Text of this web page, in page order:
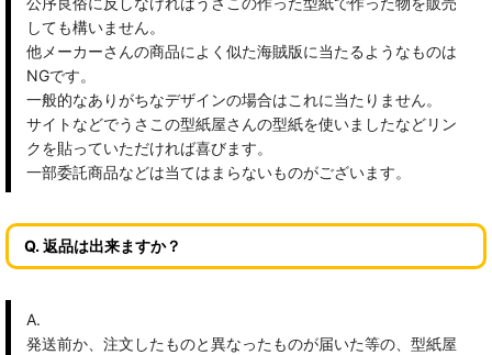
しても構いません。
他メーカーさんの商品によく似た海賊版に当たるようなものは
NGです。
一般的なありがちなデザインの場合はこれに当たりません。
サイトなどでうさこの型紙屋さんの型紙を使いましたなどリン
クを貼っていただければ喜びます。
一部委託商品などは当てはまらないものがございます。
Q. 返品は出来ますか？
A.
発送前か、注文したものと異なったものが届いた等の、型紙屋